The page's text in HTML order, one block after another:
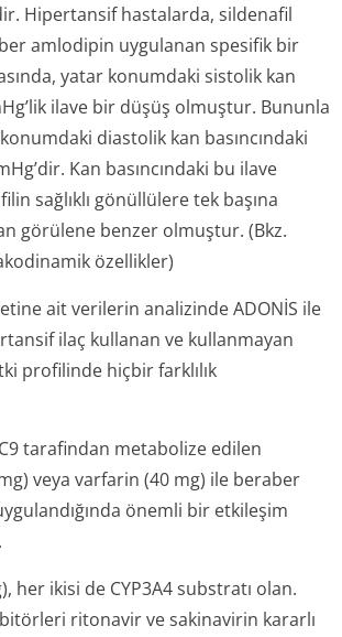
Hipertansif hastalarda, sildenafil
amlodipin uygulanan spesifik bir
yatar konumdaki sistolik kan
ilave bir düşüş olmuştur. Bununla
diastolik kan basıncındaki
Kan basıncındaki bu ilave
sağlıklı gönüllülere tek başına
görülene benzer olmuştur. (Bkz.
özellikler)
ait verilerin analizinde ADONİS ile
ilaç kullanan ve kullanmayan
profilinde hiçbir farklılık
tarafindan metabolize edilen
veya varfarin (40 mg) ile beraber
önemli bir etkileşim
her ikisi de CYP3A4 substratı olan.
ritonavir ve sakinavirin kararlı